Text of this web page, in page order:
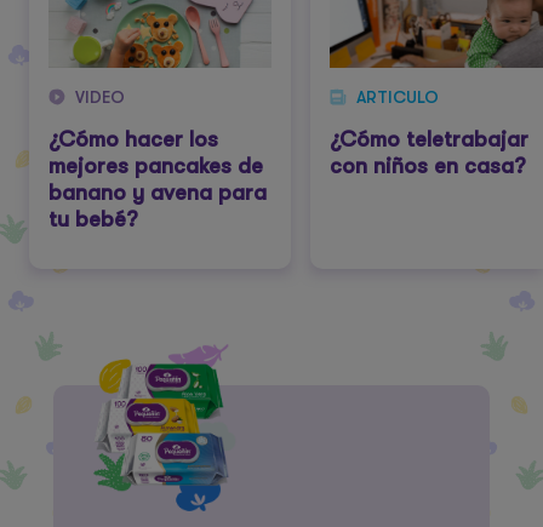
VIDEO
¿Cómo hacer los
mejores pancakes de
banano y avena para
tu bebé?
ARTICULO
¿Cómo teletrabajar
con niños en casa?